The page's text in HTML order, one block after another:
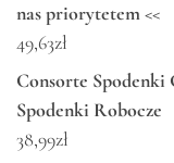
nas priorytetem <<
49,63zł
Consorte Spodenki
Spodenki Robocze
38,99zł